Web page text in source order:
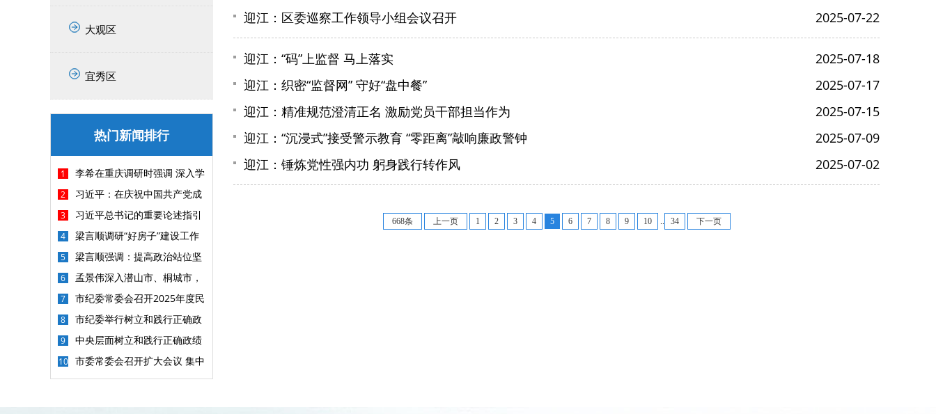
大观区
宜秀区
热门新闻排行
1
李希在重庆调研时强调 深入学
习贯彻习近平党建思想 以更高标准
更实举措做好纪检监察各项工作
2
习近平：在庆祝中国共产党成
立105周年大会上的讲话
3
习近平总书记的重要论述指引
基础教育改革发展开创新局面
4
梁言顺调研“好房子”建设工作
并主持召开座谈会 深入学习贯彻习
近平总书记重要讲话精神 加快建
设“好房子”探索房地产高质量发展
新路
5
梁言顺强调：提高政治站位坚
持问题导向勇于刀刃向内 坚决把集
中整治重点任务抓紧抓实抓出成效
6
孟景伟深入潜山市、桐城市，
调研督导汛期地质灾害防治工作
7
市纪委常委会召开2025年度民
主生活会
8
市纪委举行树立和践行正确政
绩观学习教育读书班暨理论学习中
心组学习会议
9
中央层面树立和践行正确政绩
观学习教育工作专班 中央纪委办公
厅公开通报3起政绩观偏差问题
10
市委常委会召开扩大会议 集中
收听收看庆祝中国共产党成立105
2025-07-22
迎江：区委巡察工作领导小组会议召开
2025-07-18
迎江：“码”上监督 马上落实
2025-07-17
迎江：织密“监督网” 守好“盘中餐”
2025-07-15
迎江：精准规范澄清正名 激励党员干部担当作为
2025-07-09
迎江：“沉浸式”接受警示教育 “零距离”敲响廉政警钟
2025-07-02
迎江：锤炼党性强内功 躬身践行转作风
668条 上一页 1 2 3 4 5 6 7 8 9 10 .. 34 下一页